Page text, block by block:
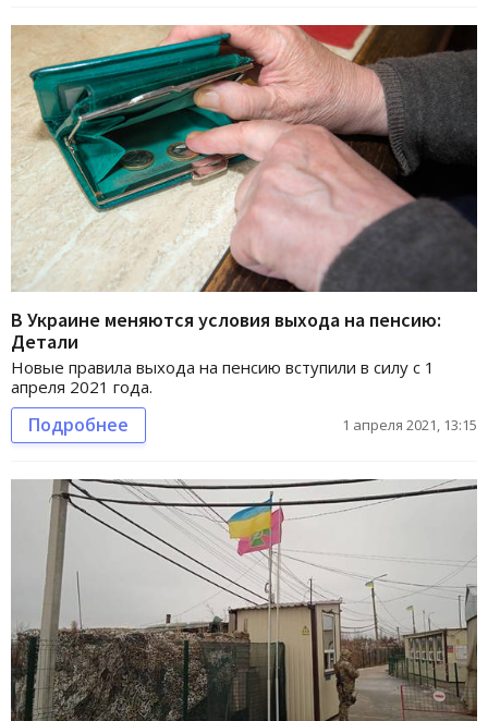
В Украине меняются условия выхода на пенсию:
Детали
Новые правила выхода на пенсию вступили в силу с 1
апреля 2021 года.
Подробнее 1 апреля 2021, 13:15